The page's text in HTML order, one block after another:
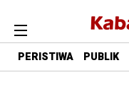
PERISTIWA PUBLIK